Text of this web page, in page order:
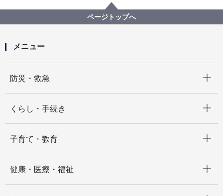
教育委員会事務局
ページトップへ
メニュー
防災・救急
くらし・手続き
子育て・教育
健康・医療・福祉